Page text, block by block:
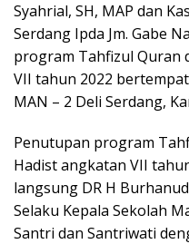
Syahrial, SH, MAP dan
Serdang Ipda Jm. Gabe
program Tahfizul Quran
VII tahun 2022
MAN – 2 Deli Serdang,
Penutupan program
Hadist angkatan VII
langsung DR H
Selaku Kepala Sekolah
Santri dan Santriwati